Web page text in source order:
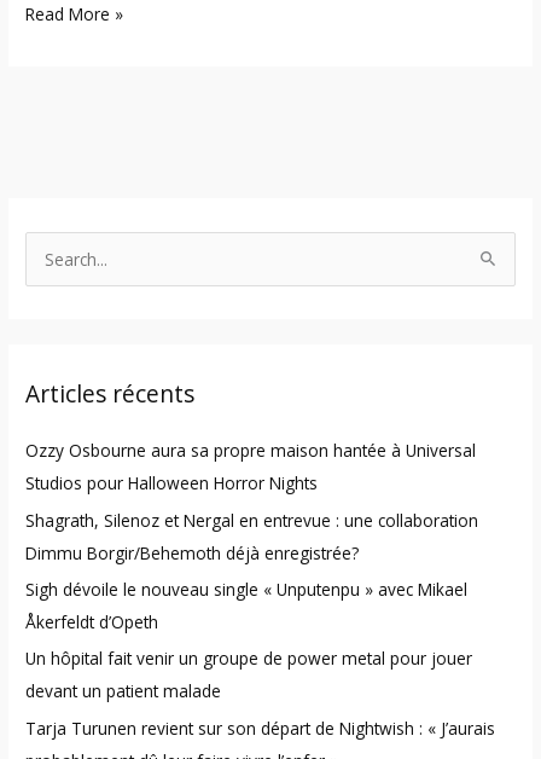
Read More »
c
f
o
r
:
Articles récents
Ozzy Osbourne aura sa propre maison hantée à Universal
Studios pour Halloween Horror Nights
Shagrath, Silenoz et Nergal en entrevue : une collaboration
Dimmu Borgir/Behemoth déjà enregistrée?
Sigh dévoile le nouveau single « Unputenpu » avec Mikael
Åkerfeldt d’Opeth
Un hôpital fait venir un groupe de power metal pour jouer
devant un patient malade
Tarja Turunen revient sur son départ de Nightwish : « J’aurais